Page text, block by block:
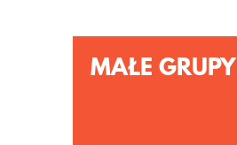
MAŁE GRUPY